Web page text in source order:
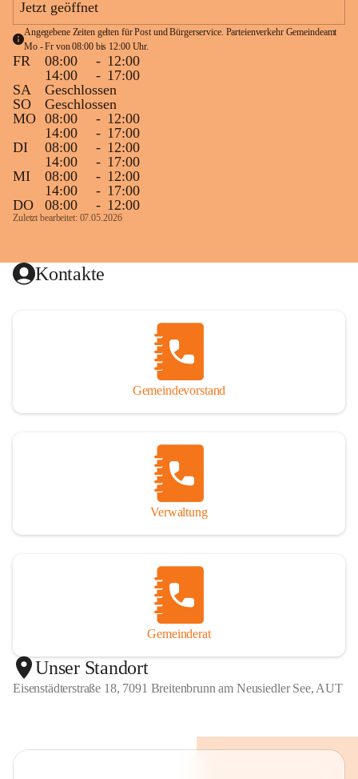
Jetzt geöffnet
Angegebene Zeiten gelten für Post und Bürgerservice. Parteienverkehr Gemeindeamt
Mo - Fr von 08:00 bis 12:00 Uhr.
FR 08:00 - 12:00
14:00
- 17:00
SA
Geschlossen
SO
Geschlossen
MO 08:00 - 12:00
14:00
- 17:00
DI
08:00 - 12:00
14:00
- 17:00
MI
08:00 - 12:00
14:00
- 17:00
DO
08:00 - 12:00
Zuletzt bearbeitet: 07.05.2026
Kontakte
Gemeindevorstand
Verwaltung
Gemeinderat
Unser Standort
Eisenstädterstraße 18, 7091 Breitenbrunn am Neusiedler See, AUT